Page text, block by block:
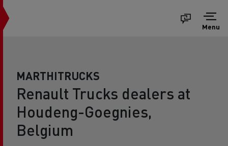
Menu
MARTHITRUCKS
Renault Trucks dealers at
Houdeng-Goegnies,
Belgium